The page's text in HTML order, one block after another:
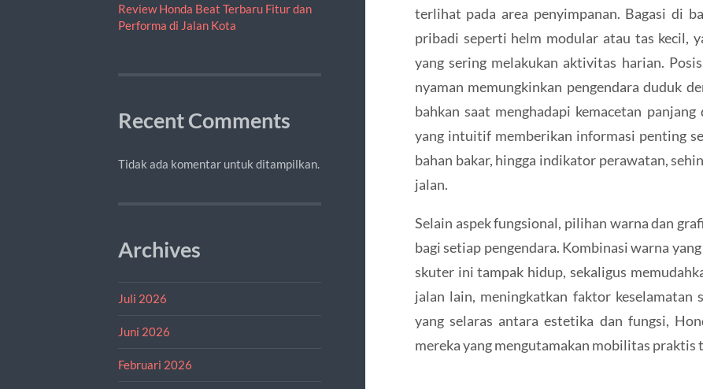
Review Honda Beat Terbaru Fitur dan
Performa di Jalan Kota
Recent Comments
Tidak ada komentar untuk ditampilkan.
Archives
Juli 2026
Juni 2026
Februari 2026
terlihat pada area penyimpanan. Bagasi di
pribadi seperti helm modular atau tas kecil,
yang sering melakukan aktivitas harian.
nyaman memungkinkan pengendara duduk
bahkan saat menghadapi kemacetan
yang intuitif memberikan informasi penting
bahan bakar, hingga indikator perawatan,
jalan.
Selain aspek fungsional, pilihan warna dan
bagi setiap pengendara. Kombinasi warna
skuter ini tampak hidup, sekaligus
jalan lain, meningkatkan faktor keselamatan
yang selaras antara estetika dan fungsi,
mereka yang mengutamakan mobilitas praktis